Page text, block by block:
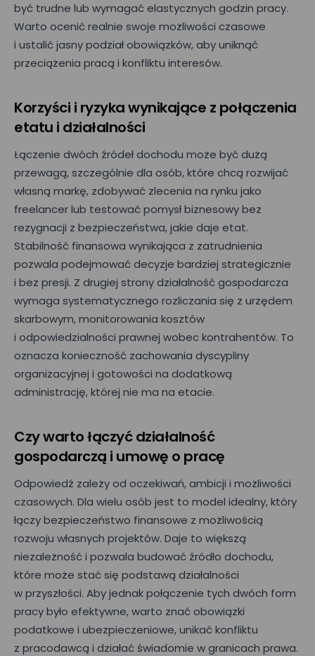
być trudne lub wymagać elastycznych godzin pracy.
Warto ocenić realnie swoje możliwości czasowe
i ustalić jasny podział obowiązków, aby uniknąć
przeciążenia pracą i konfliktu interesów.
Korzyści i ryzyka wynikające z połączenia
etatu i działalności
Łączenie dwóch źródeł dochodu może być dużą
przewagą, szczególnie dla osób, które chcą rozwijać
własną markę, zdobywać zlecenia na rynku jako
freelancer lub testować pomysł biznesowy bez
rezygnacji z bezpieczeństwa, jakie daje etat.
Stabilność finansowa wynikająca z zatrudnienia
pozwala podejmować decyzje bardziej strategicznie
i bez presji. Z drugiej strony działalność gospodarcza
wymaga systematycznego rozliczania się z urzędem
skarbowym, monitorowania kosztów
i odpowiedzialności prawnej wobec kontrahentów. To
oznacza konieczność zachowania dyscypliny
organizacyjnej i gotowości na dodatkową
administrację, której nie ma na etacie.
Czy warto łączyć działalność
gospodarczą i umowę o pracę
Odpowiedź zależy od oczekiwań, ambicji i możliwości
czasowych. Dla wielu osób jest to model idealny, który
łączy bezpieczeństwo finansowe z możliwością
rozwoju własnych projektów. Daje to większą
niezależność i pozwala budować źródło dochodu,
które może stać się podstawą działalności
w przyszłości. Aby jednak połączenie tych dwóch form
pracy było efektywne, warto znać obowiązki
podatkowe i ubezpieczeniowe, unikać konfliktu
z pracodawcą i działać świadomie w granicach prawa.
Imię*
Nazwa firmy*
Wielkość zespołu*
Wyrażam zgodę na przetwarzanie moich danych osobowych
podanych w powyższym formularzu przez Mizzox S.A. w celu
kontaktu w sprawie umówienia spotkania lub
przeprowadzenia prezentacji projektu. Zgoda jest dobrowolna
i może być w każdej chwili cofnięta poprzez kontakt z
administratorem danych osobowych.